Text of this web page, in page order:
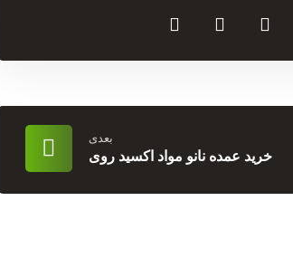
بعدی
خرید عمده نانو مواد اکسید روی